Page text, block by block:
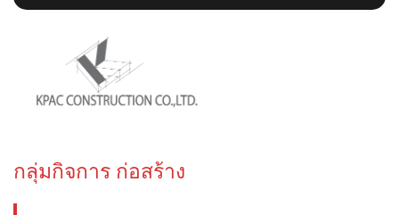
กลุ่มกิจการ ก่อสร้าง